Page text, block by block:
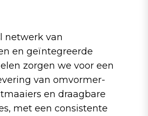
netwerk van
en geïntegreerde
zorgen we voor een
van omvormer-
en draagbare
met een consistente